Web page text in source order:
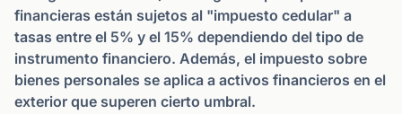
financieras están sujetos al "impuesto cedular" a
tasas entre el 5% y el 15% dependiendo del tipo de
instrumento financiero. Además, el impuesto sobre
bienes personales se aplica a activos financieros en el
exterior que superen cierto umbral.